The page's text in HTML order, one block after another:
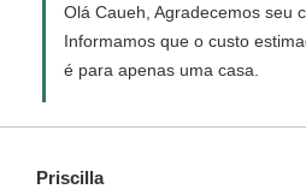
Olá Caueh, Agradecemos seu
Informamos que o custo
é para apenas uma casa.
Priscilla